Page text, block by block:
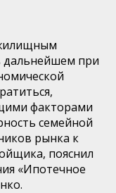
дальнейшем при
факторами
семейной
рынка к
пояснил
«Ипотечное